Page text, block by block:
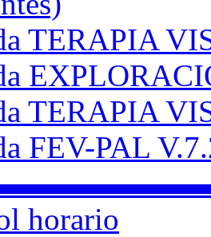
TERAPIA
TERAPIA
FEV-PAL
horario